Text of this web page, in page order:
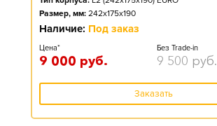
Размер, мм: 242x175x190
Наличие: Под заказ
Цена*
9 000 руб.
Без Trade-in
9 500 руб.
Заказать